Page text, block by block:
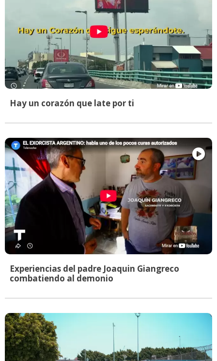
Hay un corazón que late por ti
Experiencias del padre Joaquin Giangreco
combatiendo al demonio